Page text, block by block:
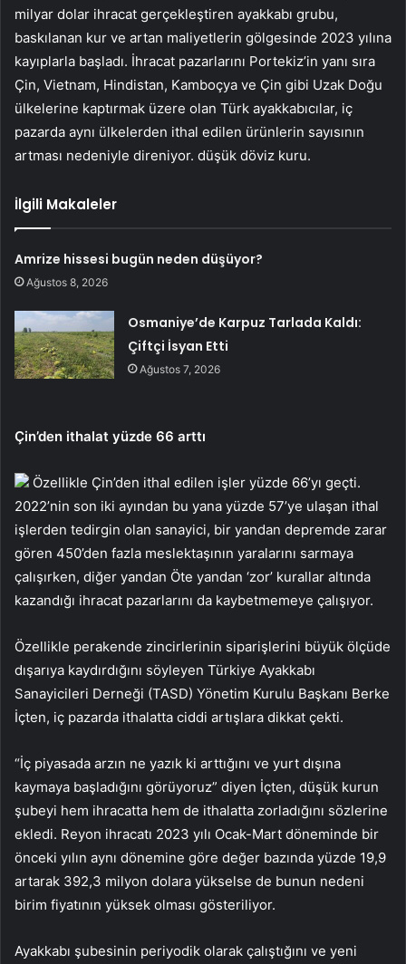
milyar dolar ihracat gerçekleştiren ayakkabı grubu,
baskılanan kur ve artan maliyetlerin gölgesinde 2023 yılına
kayıplarla başladı. İhracat pazarlarını Portekiz’in yanı sıra
Çin, Vietnam, Hindistan, Kamboçya ve Çin gibi Uzak Doğu
ülkelerine kaptırmak üzere olan Türk ayakkabıcılar, iç
pazarda aynı ülkelerden ithal edilen ürünlerin sayısının
artması nedeniyle direniyor. düşük döviz kuru.
İlgili Makaleler
Amrize hissesi bugün neden düşüyor?
Ağustos 8, 2026
Osmaniye’de Karpuz Tarlada Kaldı:
Çiftçi İsyan Etti
Ağustos 7, 2026
Çin’den ithalat yüzde 66 arttı
Özellikle Çin’den ithal edilen işler yüzde 66’yı geçti.
2022’nin son iki ayından bu yana yüzde 57’ye ulaşan ithal
işlerden tedirgin olan sanayici, bir yandan depremde zarar
gören 450’den fazla meslektaşının yaralarını sarmaya
çalışırken, diğer yandan Öte yandan ‘zor’ kurallar altında
kazandığı ihracat pazarlarını da kaybetmemeye çalışıyor.
Özellikle perakende zincirlerinin siparişlerini büyük ölçüde
dışarıya kaydırdığını söyleyen Türkiye Ayakkabı
Sanayicileri Derneği (TASD) Yönetim Kurulu Başkanı Berke
İçten, iç pazarda ithalatta ciddi artışlara dikkat çekti.
“İç piyasada arzın ne yazık ki arttığını ve yurt dışına
kaymaya başladığını görüyoruz” diyen İçten, düşük kurun
şubeyi hem ihracatta hem de ithalatta zorladığını sözlerine
ekledi. Reyon ihracatı 2023 yılı Ocak-Mart döneminde bir
önceki yılın aynı dönemine göre değer bazında yüzde 19,9
artarak 392,3 milyon dolara yükselse de bunun nedeni
birim fiyatının yüksek olması gösteriliyor.
Ayakkabı şubesinin periyodik olarak çalıştığını ve yeni